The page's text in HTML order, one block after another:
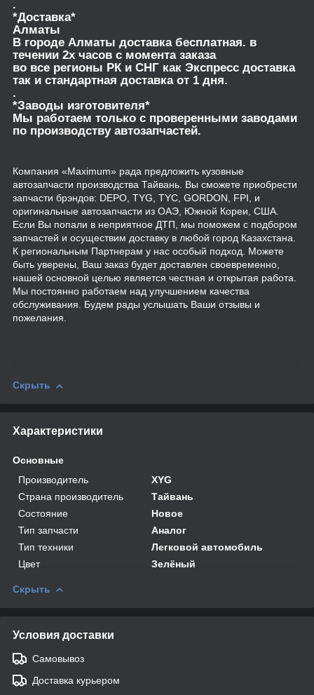
.
*Доставка*
Алматы
В городе Алматы доставка бесплатная. в
течении 2х часов с момента заказа
во все регионы РК и СНГ как Экспресс доставка
так и стандартная доставка от 1 дня.
.
*Заводы изготовителя*
Мы работаем только с проверенными заводами
по производству автозапчастей.
Компания «Maximum» рада предложить кузовные
автозапчасти производства Тайвань. Вы сможете приобрести
запчасти брэндов: DEPO, TYG, TYC, GORDON, FPI, и
оригинальные автозапчасти из ОАЭ, Южной Кореи, США.
Если Вы попали в неприятное ДТП, мы поможем с подбором
запчастей и осуществим доставку в любой город Казахстана.
К региональным Партнерам у нас особый подход. Можете
быть уверены, Ваш заказ будет доставлен своевременно,
нашей основной целью является честная и открытая работа.
Мы постоянно работаем над улучшением качества
обслуживания. Будем рады услышать Ваши отзывы и
пожелания.
Скрыть
Характеристики
Основные
Производитель
XYG
Страна производитель
Тайвань
Состояние
Новое
Тип запчасти
Аналог
Тип техники
Легковой автомобиль
Цвет
Зелёный
Скрыть
Условия доставки
Самовывоз
Доставка курьером